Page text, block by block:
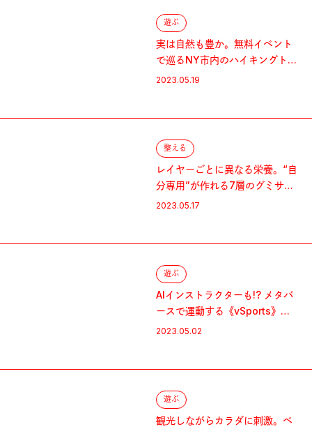
遊ぶ
実は自然も豊か。無料イベント
で巡るNY市内のハイキングトレ
イル
2023.05.19
整える
レイヤーごとに異なる栄養。“自
分専用”が作れる7層のグミサプ
リ
2023.05.17
遊ぶ
AIインストラクターも!? メタバ
ースで運動する《vSports》と
は？
2023.05.02
遊ぶ
観光しながらカラダに刺激。ベ